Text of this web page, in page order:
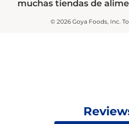
muchas tiendas de
© 2026 Goya Foods, Inc.